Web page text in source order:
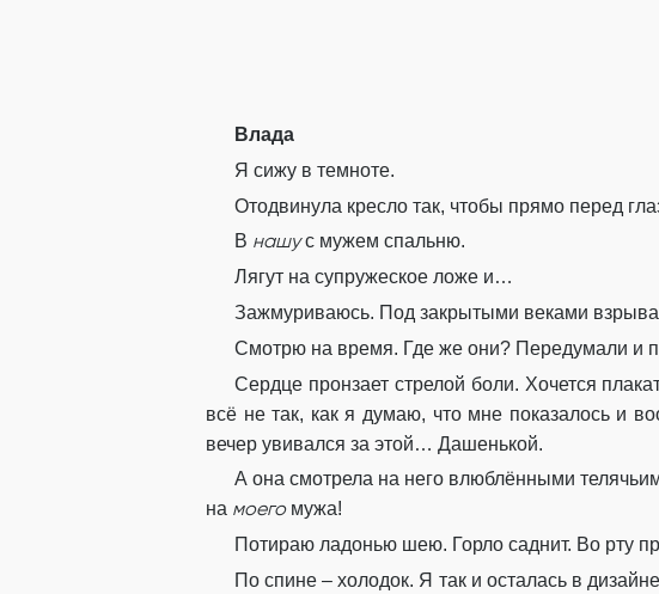
Влада
Я сижу в темноте.
Отодвинула кресло так, чтобы прямо перед
В нашус мужем спальню.
Лягут на супружеское ложе и…
Зажмуриваюсь. Под закрытыми веками
Смотрю на время. Где же они? Передумали и
Сердце пронзает стрелой боли. Хочется
всё не так, как я думаю, что мне показалось и
вечер увивался за этой… Дашенькой.
А она смотрела на него влюблёнными
на моегомужа!
Потираю ладонью шею. Горло саднит. Во рту
По спине – холодок. Я так и осталась в